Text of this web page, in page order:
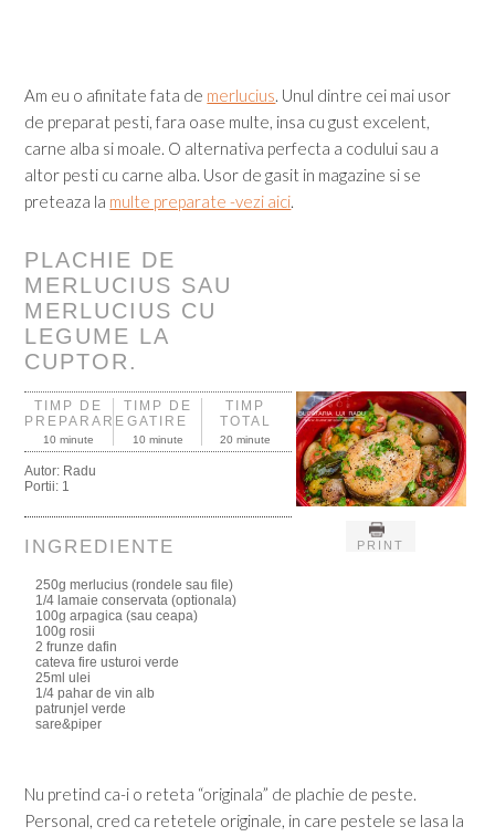
Am eu o afinitate fata de merlucius. Unul dintre cei mai usor
de preparat pesti, fara oase multe, insa cu gust excelent,
carne alba si moale. O alternativa perfecta a codului sau a
altor pesti cu carne alba. Usor de gasit in magazine si se
preteaza la multe preparate -vezi aici.
PLACHIE DE
MERLUCIUS SAU
MERLUCIUS CU
LEGUME LA
CUPTOR.
PRINT
TIMP DE
PREPARARE
10 minute
TIMP DE
GATIRE
10 minute
TIMP
TOTAL
20 minute
Autor: Radu
Portii: 1
INGREDIENTE
250g merlucius (rondele sau file)
1/4 lamaie conservata (optionala)
100g arpagica (sau ceapa)
100g rosii
2 frunze dafin
cateva fire usturoi verde
25ml ulei
1/4 pahar de vin alb
patrunjel verde
sare&piper
Nu pretind ca-i o reteta “originala” de plachie de peste.
Personal, cred ca retetele originale, in care pestele se lasa la